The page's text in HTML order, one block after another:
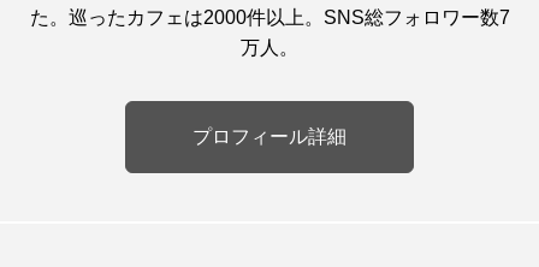
た。巡ったカフェは2000件以上。SNS総フォロワー数7
万人。
プロフィール詳細